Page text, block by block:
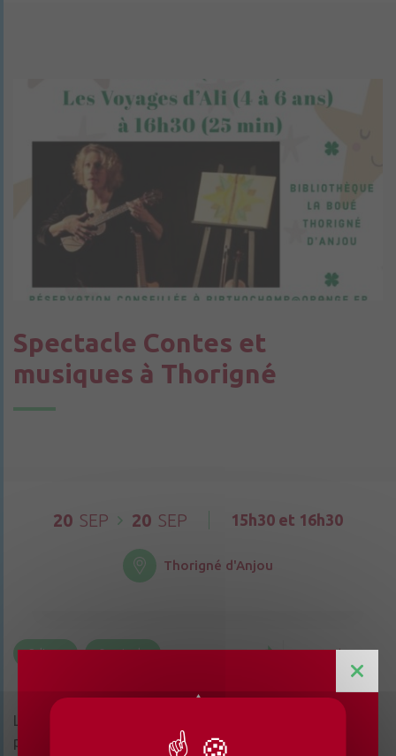
Spectacle Contes et
musiques à Thorigné
20 SEP 20 SEP 15h30 et 16h30
Thorigné d'Anjou
Culture Spectacle
La bibliothèque de Thorigné accueille Gaëlle Le Teuff
pour deux séances contes et musiques le mercredi 20